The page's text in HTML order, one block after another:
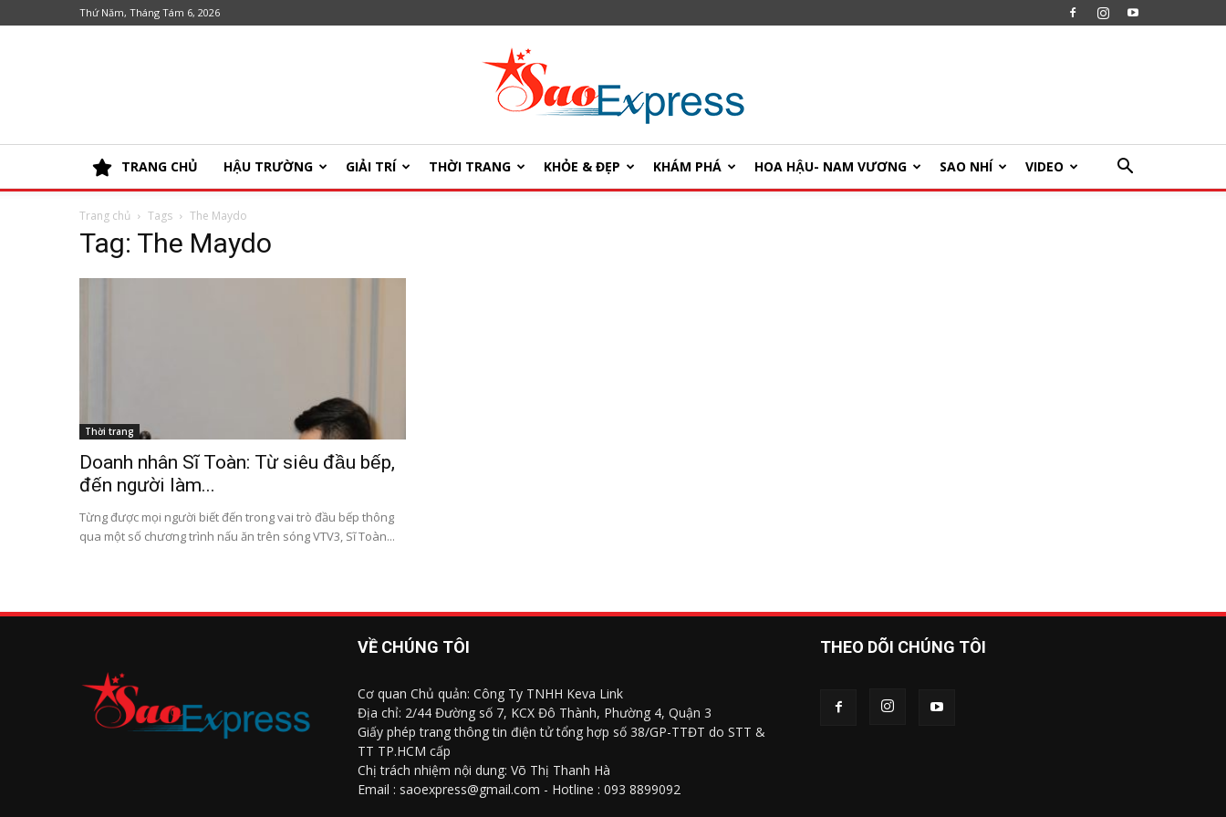
Thứ Năm, Tháng Tám 6, 2026
SaoExpress
TRANG CHỦ HẬU TRƯỜNG GIẢI TRÍ THỜI TRANG KHỎE & ĐẸP KHÁM PHÁ HOA HẬU- NAM VƯƠNG SAO NHÍ VIDEO
Trang chủ Tags The Maydo
Tag: The Maydo
Thời trang
Doanh nhân Sĩ Toàn: Từ siêu đầu bếp,
đến người làm...
Từng được mọi người biết đến trong vai trò đầu bếp thông
qua một số chương trình nấu ăn trên sóng VTV3, Sĩ Toàn...
VỀ CHÚNG TÔI
Cơ quan Chủ quản: Công Ty TNHH Keva Link
Địa chỉ: 2/44 Đường số 7, KCX Đô Thành, Phường 4, Quận 3
Giấy phép trang thông tin điện tử tổng hợp số 38/GP-TTĐT do STT &
TT TP.HCM cấp
Chị trách nhiệm nội dung: Võ Thị Thanh Hà
Email : saoexpress@gmail.com - Hotline : 093 8899092
THEO DÕI CHÚNG TÔI